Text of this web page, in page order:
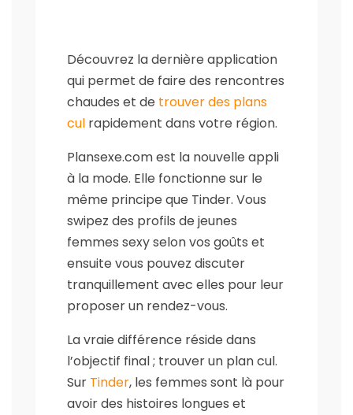
Découvrez la dernière application
qui permet de faire des rencontres
chaudes et de trouver des plans
cul rapidement dans votre région.
Plansexe.com est la nouvelle appli
à la mode. Elle fonctionne sur le
même principe que Tinder. Vous
swipez des profils de jeunes
femmes sexy selon vos goûts et
ensuite vous pouvez discuter
tranquillement avec elles pour leur
proposer un rendez-vous.
La vraie différence réside dans
l’objectif final ; trouver un plan cul.
Sur Tinder, les femmes sont là pour
avoir des histoires longues et